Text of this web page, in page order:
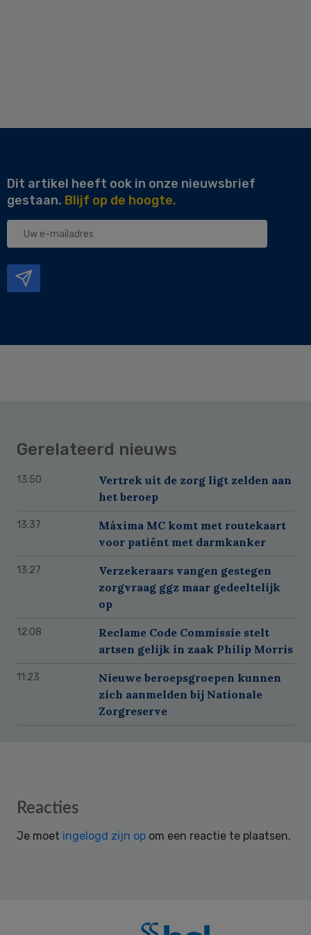
Dit artikel heeft ook in onze nieuwsbrief
gestaan. Blijf op de hoogte.
Uw
Gerelateerd nieuws
13:50
Vertrek uit de zorg ligt zelden aan
het beroep
13:37
Máxima MC komt met routekaart
voor patiënt met darmkanker
13:27
Verzekeraars vangen gestegen
zorgvraag ggz maar gedeeltelijk
op
12:08
Reclame Code Commissie stelt
artsen gelijk in zaak Philip Morris
11:23
Nieuwe beroepsgroepen kunnen
zich aanmelden bij Nationale
Zorgreserve
Reader
Reacties
Je moet ingelogd zijn op om een reactie te plaatsen.